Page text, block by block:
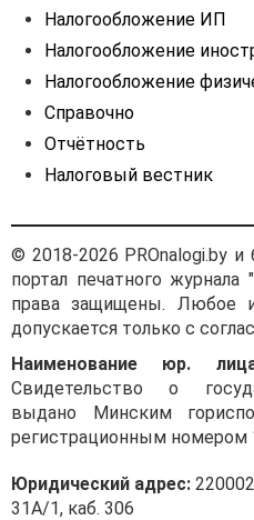
Налогообложение ИП
Налогообложение
Налогообложение
Справочно
Отчётность
Налоговый вестник
© 2018-2026 PROnalogi.by
портал печатного
права защищены. Любое
допускается только с
Наименование юр.
Свидетельство о
выдано Минским
регистрационным номером
Юридический адрес:
31А/1, каб. 306